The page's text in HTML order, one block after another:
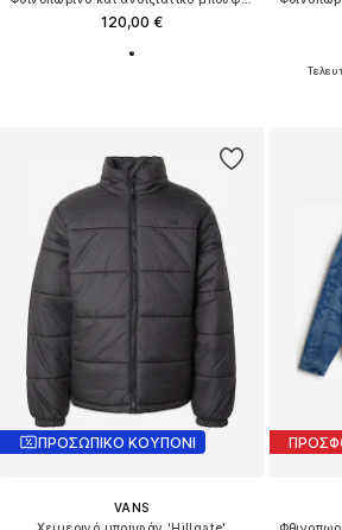
120,00 €
ΠΡΟΣΩΠΙΚΟ ΚΟΥΠΟΝΙ
VANS